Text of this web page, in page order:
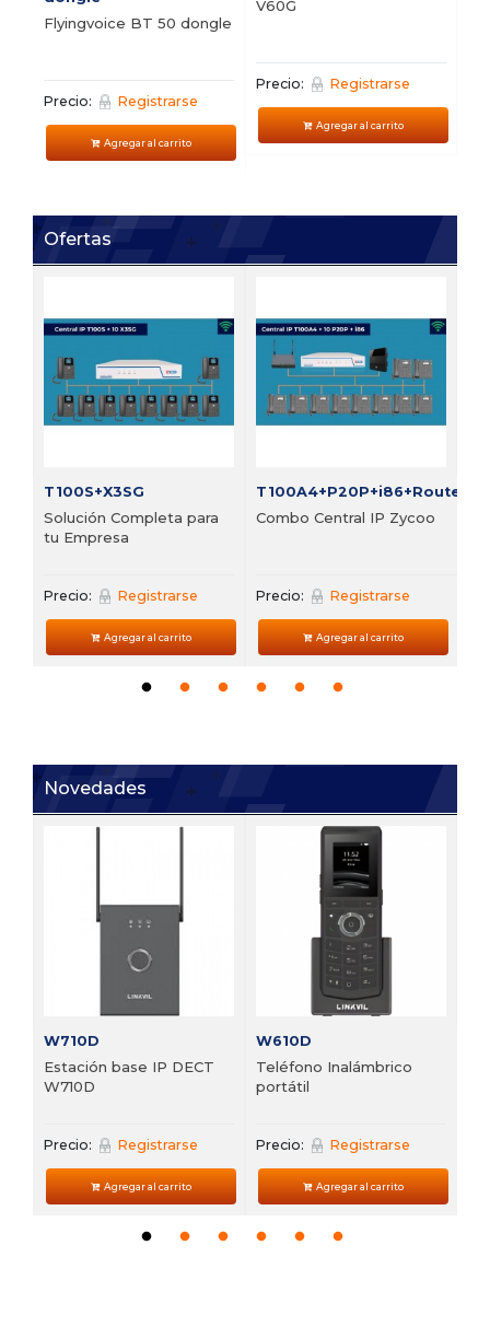
Flyingvoice BT 50 dongle
Precio: Registrarse
Agregar al carrito
V60G
Precio: Registrarse
Agregar al carrito
Ofertas
T100S+X3SG
Solución Completa para
tu Empresa
Precio: Registrarse
Agregar al carrito
T100A4+P20P+i86+Router
Combo Central IP Zycoo
Precio: Registrarse
Agregar al carrito
Novedades
W710D
Estación base IP DECT
W710D
Precio: Registrarse
Agregar al carrito
W610D
Teléfono Inalámbrico
portátil
Precio: Registrarse
Agregar al carrito